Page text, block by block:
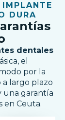
IMPLANTE
DURA
dentales
el
por la
a largo plazo
una garantía
en Ceuta.